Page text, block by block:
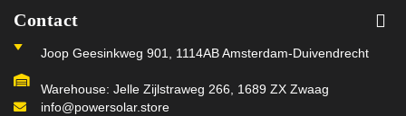
Contact
Joop Geesinkweg 901, 1114AB Amsterdam-Duivendrecht
Warehouse: Jelle Zijlstraweg 266, 1689 ZX Zwaag
info@powersolar.store